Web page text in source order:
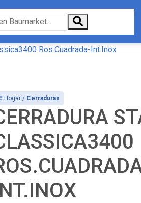
Ros.Cuadrada-Int.Inox
Hogar / Cerraduras